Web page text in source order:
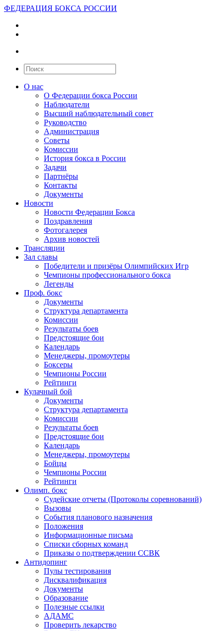
ФЕДЕРАЦИЯ БОКСА РОССИИ
О нас
О Федерации бокса России
Наблюдатели
Высший наблюдательный совет
Руководство
Администрация
Советы
Комиссии
История бокса в России
Задачи
Партнёры
Контакты
Документы
Новости
Новости Федерации Бокса
Поздравления
Фотогалерея
Архив новостей
Трансляции
Зал славы
Победители и призёры Олимпийских Игр
Чемпионы профессионального бокса
Легенды
Проф. бокс
Документы
Структура департамента
Комиссии
Результаты боев
Предстоящие бои
Календарь
Менеджеры, промоутеры
Боксеры
Чемпионы России
Рейтинги
Кулачный бой
Документы
Структура департамента
Комиссии
Результаты боев
Предстоящие бои
Календарь
Менеджеры, промоутеры
Бойцы
Чемпионы России
Рейтинги
Олимп. бокс
Судейские отчеты (Протоколы соревнований)
Вызовы
События планового назначения
Положения
Информационные письма
Списки сборных команд
Приказы о подтверждении ССВК
Антидопинг
Пулы тестирования
Дисквалификация
Документы
Образование
Полезные ссылки
АДАМС
Проверить лекарство